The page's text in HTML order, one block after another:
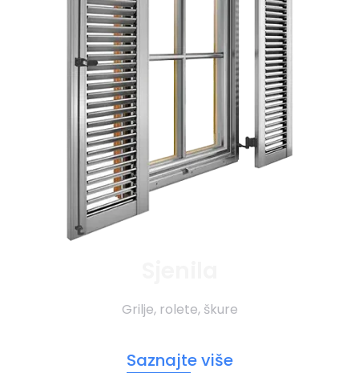
Grilje, rolete, škure
Saznajte više